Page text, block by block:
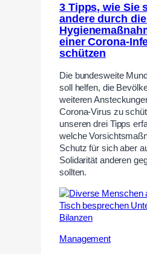
3 Tipps, wie Sie
andere durch
einer Corona-
schützen
Die bundesweite
soll helfen, die
weiteren
Corona-Virus zu
unseren drei Tipps
welche
Schutz für sich aber
Solidarität anderen
sollten.
Management